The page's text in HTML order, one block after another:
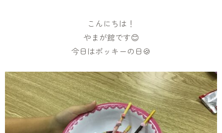
こんにちは！
やまが館です😊
今日はポッキーの日🍪